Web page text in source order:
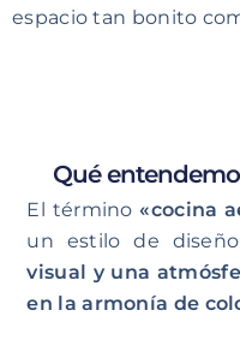
espacio tan bonito
Qué
El término«cocina
un estilo de
visual y una
en la armonía de